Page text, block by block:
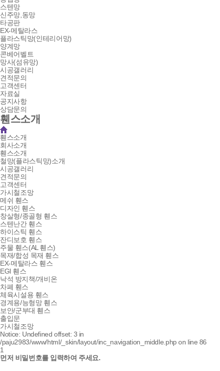
스텐망
신주망,동망
타공판
EX-메탈라스
플라스틱망(인테리어망)
양계망
콘베어벨트
망사(섬유망)
시공갤러리
견적문의
고객센터
자료실
공지사항
상담문의
휀스소개
휀스소개
회사소개
휀스소개
철망(플라스틱망)소개
시공갤러리
견적문의
고객센터
가시철조망
메쉬 휀스
디자인 휀스
창살형/종골형 휀스
스텐난간 휀스
하이스틱 휀스
잔디보호 휀스
주물 휀스(AL 휀스)
목재/합성 목재 휀스
EX-메탈라스 휀스
EGI 휀스
낙석 방지책/개비온
차폐 휀스
체육시설용 휀스
경계용/능형망 휀스
보안/군부대 휀스
출입문
가시철조망
Notice: Undefined offset: 3 in
/paju2983/www/html/_skin/layout/inc_navigation_middle.php on line 86
1
먼저 비밀번호를 입력하여 주세요.